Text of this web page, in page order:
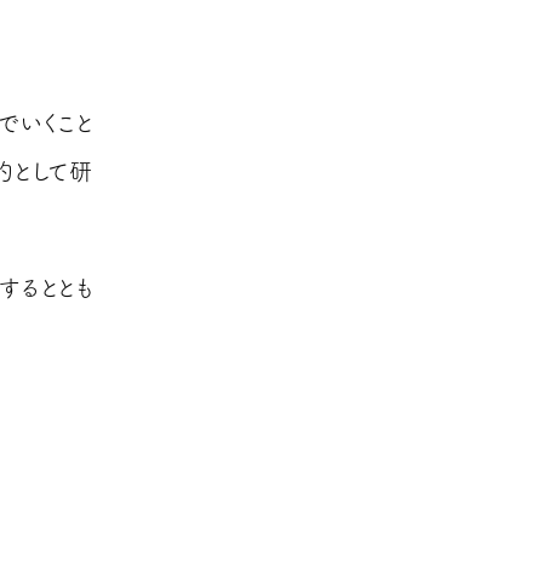
くこと
として研
ととも